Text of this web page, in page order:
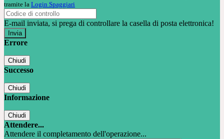
tramite la Login Spaggiari
E-mail inviata, si prega di controllare la casella di posta elettronica!
Errore
Chiudi
Successo
Chiudi
Informazione
Chiudi
Attendere...
Attendere il completamento dell'operazione...